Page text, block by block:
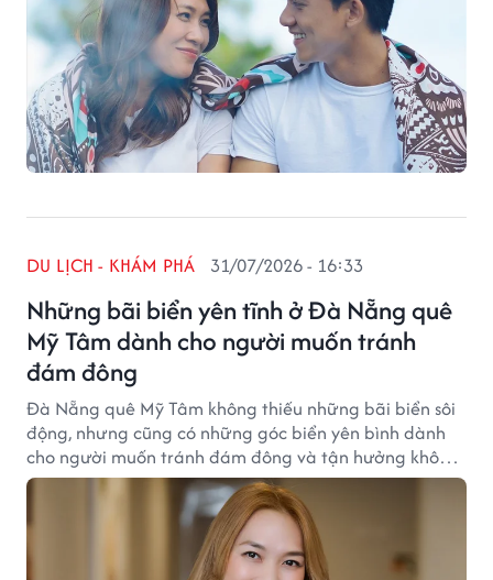
Những bãi biển yên tĩnh ở Đà Nẵng quê
Mỹ Tâm dành cho người muốn tránh
đám đông
DU LỊCH - KHÁM PHÁ 31/07/2026 - 16:33
Đà Nẵng quê Mỹ Tâm không thiếu những bãi biển sôi
động, nhưng cũng có những góc biển yên bình dành
cho người muốn tránh đám đông và tận hưởng không
gian thư thái.